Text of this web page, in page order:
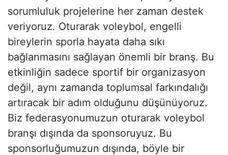
sorumluluk projelerine her zaman destek
veriyoruz. Oturarak voleybol, engelli
bireylerin sporla hayata daha sıkı
bağlanmasını sağlayan önemli bir branş. Bu
etkinliğin sadece sportif bir organizasyon
değil, aynı zamanda toplumsal farkındalığı
artıracak bir adım olduğunu düşünüyoruz.
Biz federasyonumuzun oturarak voleybol
branşı dışında da sponsoruyuz. Bu
sponsorluğumuzun dışında, böyle bir